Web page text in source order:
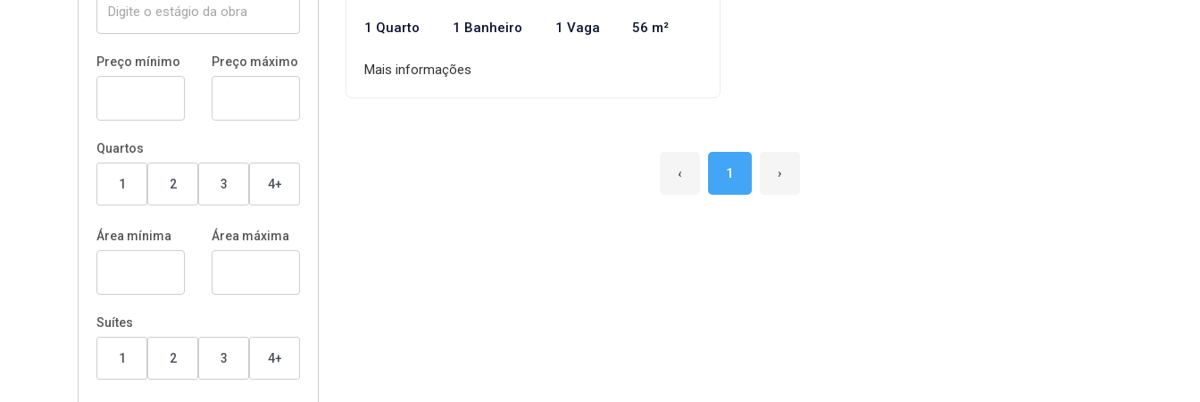
Preço mínimo Preço máximo
Quartos
1 2 3 4+
Área mínima Área máxima
Suítes
1 2 3 4+
1 Quarto 1 Banheiro 1 Vaga 56 m²
Mais informações
‹ 1 ›